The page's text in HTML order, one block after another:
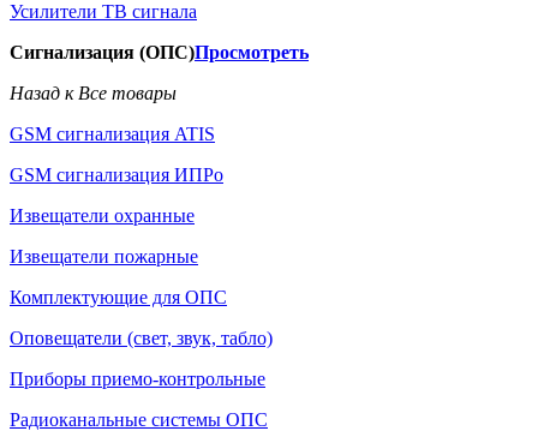
Усилители ТВ сигнала
Сигнализация (ОПС)Просмотреть
Назад к Все товары
GSM сигнализация ATIS
GSM сигнализация ИПРо
Извещатели охранные
Извещатели пожарные
Комплектующие для ОПС
Оповещатели (свет, звук, табло)
Приборы приемо-контрольные
Радиоканальные системы ОПС